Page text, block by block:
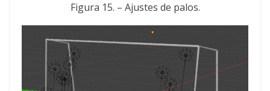
Figura 15. – Ajustes de palos.